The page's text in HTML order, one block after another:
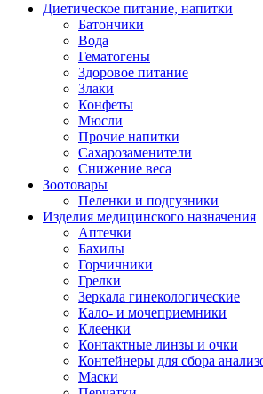
Диетическое питание, напитки
Батончики
Вода
Гематогены
Здоровое питание
Злаки
Конфеты
Мюсли
Прочие напитки
Сахарозаменители
Снижение веса
Зоотовары
Пеленки и подгузники
Изделия медицинского назначения
Аптечки
Бахилы
Горчичники
Грелки
Зеркала гинекологические
Кало- и мочеприемники
Клеенки
Контактные линзы и очки
Контейнеры для сбора
Маски